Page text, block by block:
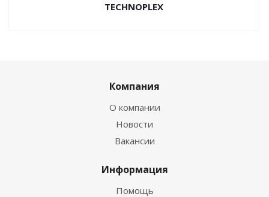
TECHNOPLEX
Компания
О компании
Новости
Вакансии
Информация
Помощь